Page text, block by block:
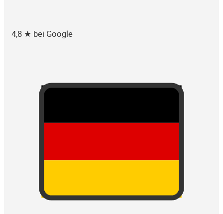
4,8 ★ bei Google